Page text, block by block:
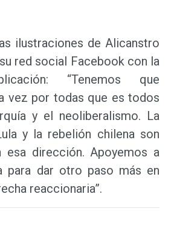
ilustraciones de Alicanstro
red social Facebook con la
“Tenemos que
vez por todas que es todos
y el neoliberalismo. La
y la rebelión chilena son
esa dirección. Apoyemos a
para dar otro paso más en
reaccionaria”.